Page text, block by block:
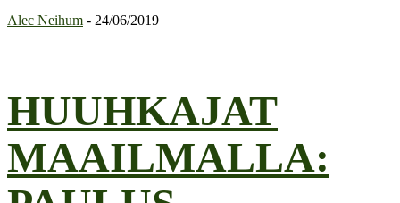
Alec Neihum - 24/06/2019
HUUHKAJAT
MAAILMALLA: